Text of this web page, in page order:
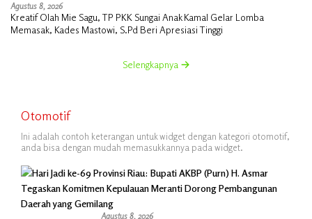
Agustus 8, 2026
Kreatif Olah Mie Sagu, TP PKK Sungai Anak Kamal Gelar Lomba
Memasak, Kades Mastowi, S.Pd Beri Apresiasi Tinggi
Selengkapnya
Otomotif
Ini adalah contoh keterangan untuk widget dengan kategori otomotif,
anda bisa dengan mudah memasukkannya pada widget.
Agustus 8, 2026